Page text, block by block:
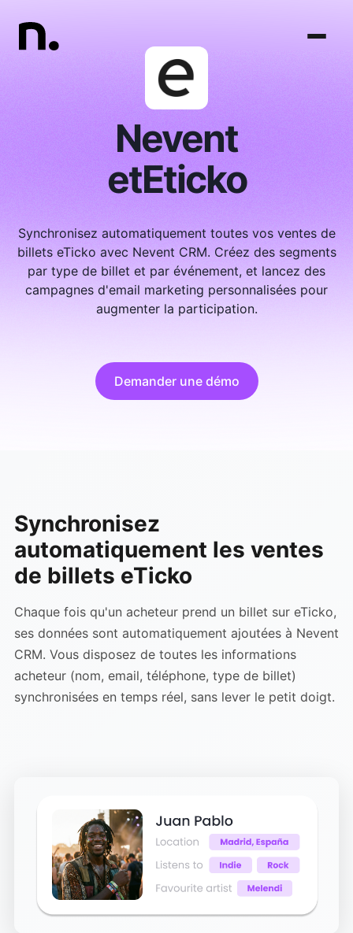
Nevent
etEticko
Synchronisez automatiquement toutes vos ventes de
billets eTicko avec Nevent CRM. Créez des segments
par type de billet et par événement, et lancez des
campagnes d'email marketing personnalisées pour
augmenter la participation.
Demander une démo
Synchronisez
automatiquement les ventes
de billets eTicko
Chaque fois qu'un acheteur prend un billet sur eTicko,
ses données sont automatiquement ajoutées à Nevent
CRM. Vous disposez de toutes les informations
acheteur (nom, email, téléphone, type de billet)
synchronisées en temps réel, sans lever le petit doigt.